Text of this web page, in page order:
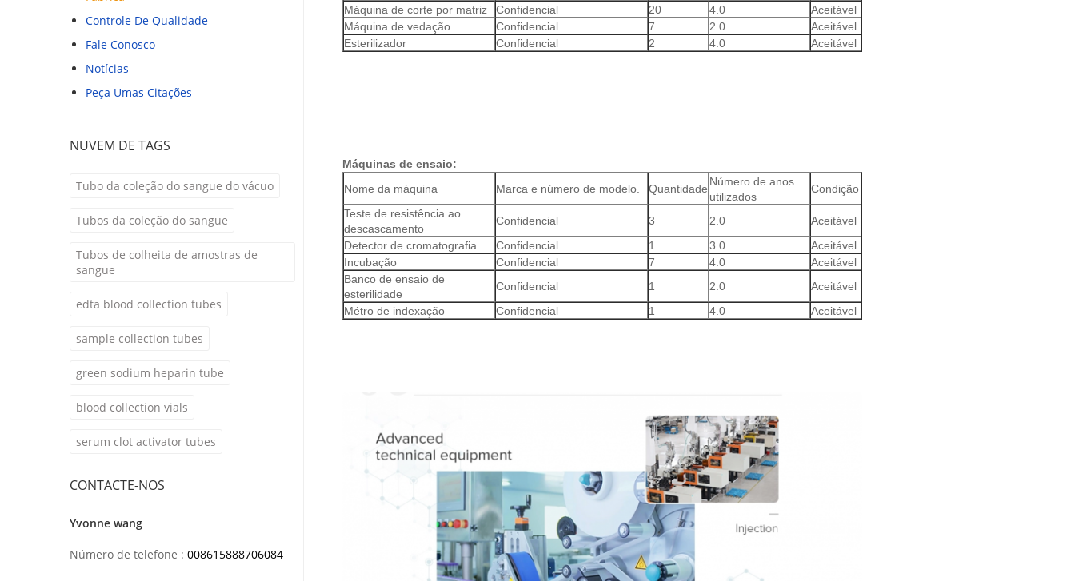
Controle De Qualidade
Fale Conosco
Notícias
Peça Umas Citações
NUVEM DE TAGS
Tubo da coleção do sangue do vácuo
Tubos da coleção do sangue
Tubos de colheita de amostras de
sangue
edta blood collection tubes
sample collection tubes
green sodium heparin tube
blood collection vials
serum clot activator tubes
CONTACTE-NOS
Yvonne wang
Número de telefone : 008615888706084
Máquina de corte por matriz
Confidencial 20 4.0
Aceitável
Máquina de vedação
Confidencial 7 2.0
Aceitável
Esterilizador
Confidencial 2 4.0 Aceitável
Máquinas de ensaio:
Nome da máquina
Marca e número de modelo. Quantidade
Número de anos
utilizados
Condição
Teste de resistência ao
descascamento
Confidencial 3 2.0
Aceitável
Detector de cromatografia
Confidencial 1 3.0
Aceitável
Incubação
Confidencial 7 4.0
Aceitável
Banco de ensaio de
esterilidade
Confidencial 1 2.0
Aceitável
Métro de indexação
Confidencial 1 4.0 Aceitável